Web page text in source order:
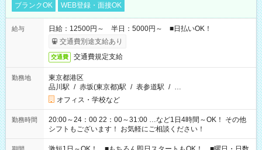
ブランクOK
WEB登録・面接OK
給与
日給：12500円～ 半日：5000円～ ■日払いOK！
交通費別途支給あり
交通費 交通費規定支給
勤務地
東京都港区
品川駅 / 赤坂(東京都)駅 / 表参道駅 / …
オフィス・学校など
勤務時間
20:00～24：00 22：00～31:00 …など1日4時間～OK！ その他
シフトもございます！ お気軽にご相談ください！